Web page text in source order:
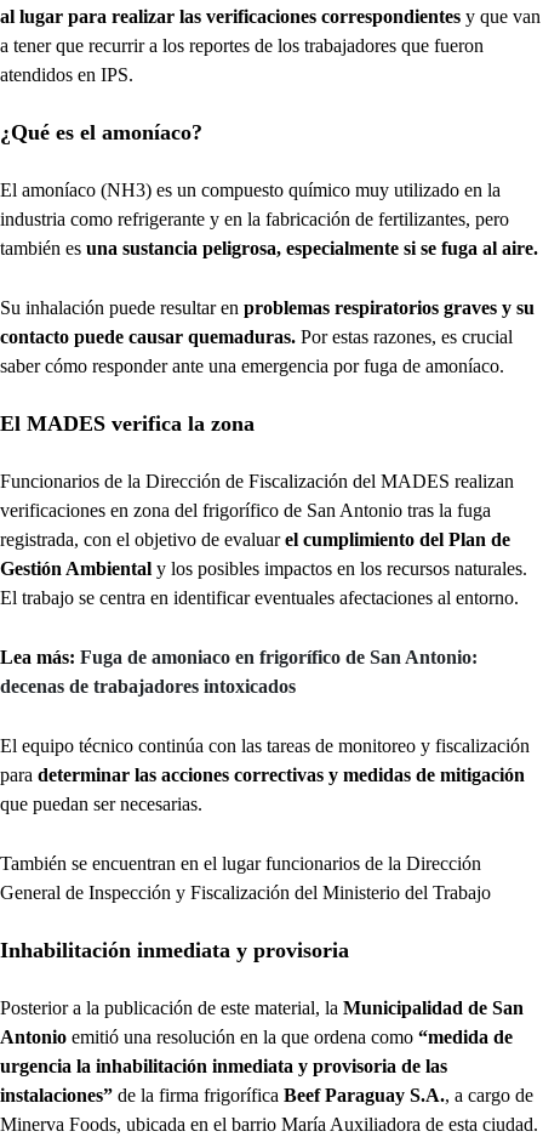
al lugar para realizar las verificaciones correspondientes y que van
a tener que recurrir a los reportes de los trabajadores que fueron
atendidos en IPS.
¿Qué es el amoníaco?
El amoníaco (NH3) es un compuesto químico muy utilizado en la
industria como refrigerante y en la fabricación de fertilizantes, pero
también es una sustancia peligrosa, especialmente si se fuga al aire.
Su inhalación puede resultar en problemas respiratorios graves y su
contacto puede causar quemaduras. Por estas razones, es crucial
saber cómo responder ante una emergencia por fuga de amoníaco.
El MADES verifica la zona
Funcionarios de la Dirección de Fiscalización del MADES realizan
verificaciones en zona del frigorífico de San Antonio tras la fuga
registrada, con el objetivo de evaluarel cumplimiento del Plan de
Gestión Ambiental y los posibles impactos en los recursos naturales.
El trabajo se centra en identificar eventuales afectaciones al entorno.
Lea más: Fuga de amoniaco en frigorífico de San Antonio:
decenas de trabajadores intoxicados
El equipo técnico continúa con las tareas de monitoreo y fiscalización
para determinar las acciones correctivas y medidas de mitigación
que puedan ser necesarias.
También se encuentran en el lugar funcionarios de la Dirección
General de Inspección y Fiscalización del Ministerio del Trabajo
Inhabilitación inmediata y provisoria
Posterior a la publicación de este material, la Municipalidad de San
Antonio emitió una resolución en la que ordena como “medida de
urgencia la inhabilitación inmediata y provisoria de las
instalaciones” de la firma frigorífica Beef Paraguay S.A., a cargo de
Minerva Foods, ubicada en el barrio María Auxiliadora de esta ciudad.